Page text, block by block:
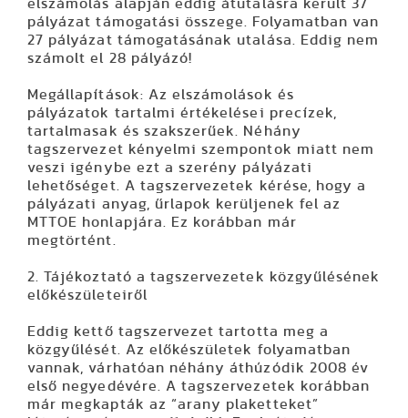
elszámolás alapján eddig átutalásra került 37
pályázat támogatási összege. Folyamatban van
27 pályázat támogatásának utalása. Eddig nem
számolt el 28 pályázó!
Megállapítások: Az elszámolások és
pályázatok tartalmi értékelései precízek,
tartalmasak és szakszerűek. Néhány
tagszervezet kényelmi szempontok miatt nem
veszi igénybe ezt a szerény pályázati
lehetőséget. A tagszervezetek kérése, hogy a
pályázati anyag, űrlapok kerüljenek fel az
MTTOE honlapjára. Ez korábban már
megtörtént.
2. Tájékoztató a tagszervezetek közgyűlésének
előkészületeiről
Eddig kettő tagszervezet tartotta meg a
közgyűlését. Az előkészületek folyamatban
vannak, várhatóan néhány áthúzódik 2008 év
első negyedévére. A tagszervezetek korábban
már megkapták az “arany plaketteket”